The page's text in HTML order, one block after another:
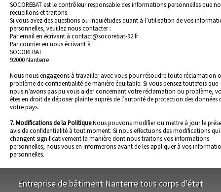
SOCOREBAT est le contrôleur responsable des informations personnelles que
recueillons et traitons.
Si vous avez des questions ou inquiétudes quant à l’utilisation de vos
personnelles, veuillez nous contacter :
Par email en écrivant à contact@socorebat-92.fr
Par courrier en nous écrivant à
SOCOREBAT
92000 Nanterre
Nous nous engageons à travailler avec vous pour résoudre toute réclamation
problème de confidentialité de manière équitable. Si vous pensez toutefois que
nous n’avons pas pu vous aider concernant votre réclamation ou problème,
êtes en droit de déposer plainte auprès de l’autorité de protection des données
votre pays.
7. Modifications de la PolitiqueNous pouvons modifier ou mettre à jour le
avis de confidentialité à tout moment. Si nous effectuons des modifications qui
changent significativement la manière dont nous traitons vos informations
personnelles, nous vous en informerons avant de les appliquer à vos
personnelles.
Entreprise de bâtiment Nanterre tous corps d'état